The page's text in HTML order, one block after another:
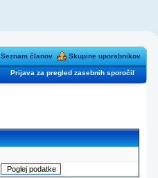
Seznam članov Skupine uporabnikov
Prijava za pregled zasebnih sporočil